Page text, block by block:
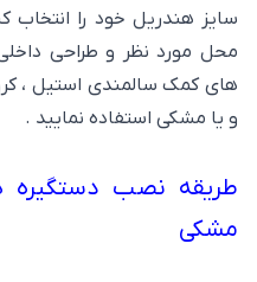
سایز هندریل خود را
محل مورد نظر و طراحی
های کمک سالمندی استیل ،
و یا مشکی استفاده نمایید .
طریقه نصب دستگیره
مشکی